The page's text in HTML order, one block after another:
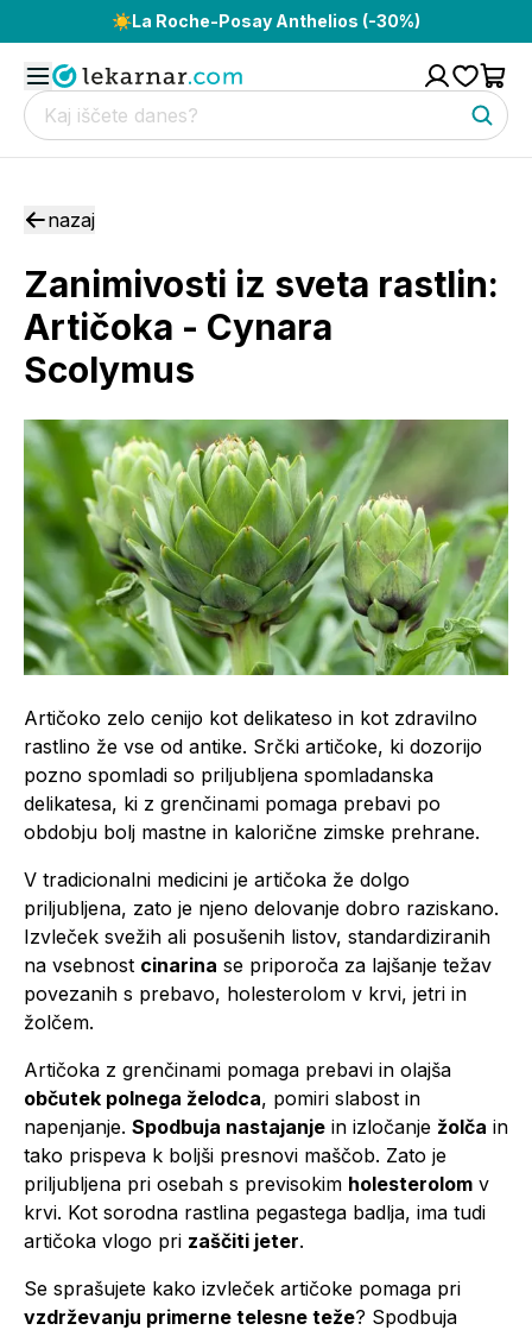
☀️La Roche-Posay Anthelios (-30%)
nazaj
Zanimivosti iz sveta rastlin:
Artičoka - Cynara
Scolymus
Artičoko zelo cenijo kot delikateso in kot zdravilno
rastlino že vse od antike. Srčki artičoke, ki dozorijo
pozno spomladi so priljubljena spomladanska
delikatesa, ki z grenčinami pomaga prebavi po
obdobju bolj mastne in kalorične zimske prehrane.
V tradicionalni medicini je artičoka že dolgo
priljubljena, zato je njeno delovanje dobro raziskano.
Izvleček svežih ali posušenih listov, standardiziranih
na vsebnost cinarina se priporoča za lajšanje težav
povezanih s prebavo, holesterolom v krvi, jetri in
žolčem.
Artičoka z grenčinami pomaga prebavi in olajša
občutek polnega želodca, pomiri slabost in
napenjanje. Spodbuja nastajanje in izločanje žolča in
tako prispeva k boljši presnovi maščob. Zato je
priljubljena pri osebah s previsokim holesterolom v
krvi. Kot sorodna rastlina pegastega badlja, ima tudi
artičoka vlogo pri zaščiti jeter.
Se sprašujete kako izvleček artičoke pomaga pri
vzdrževanju primerne telesne teže? Spodbuja